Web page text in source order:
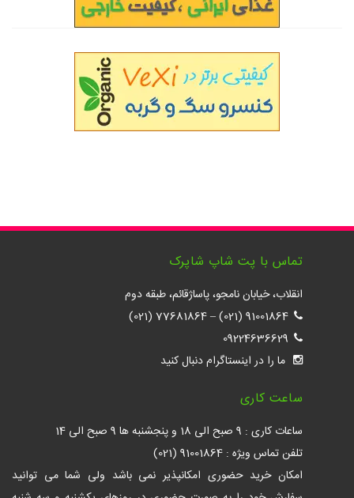
تماس با پت شاپ شاپرک
انقلاب، خیابان نامجو، پاساژقائم، طبقه دوم
91001864 (021)
–
77681864 (021)
09224636629
ما را در اینستاگرام دنبال کنید
ساعت کاری
ساعات کاری : 9 صبح الی 18 و پنجشنبه ها 9 صبح الی 14
تلفن تماس ویژه : 91001864 (021)
امکان خرید حضوری امکانپذیر نمی باشد ولی شما می توانید